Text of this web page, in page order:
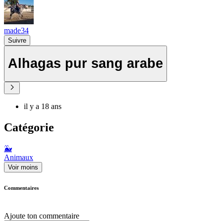
made34
Suivre
Alhagas pur sang arabe
il y a 18 ans
Catégorie
🐳
Animaux
Voir moins
Commentaires
Ajoute ton commentaire